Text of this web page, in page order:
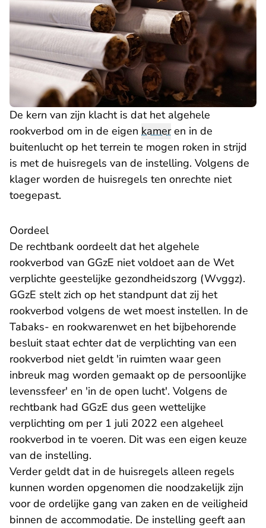
De kern van zijn klacht is dat het algehele
rookverbod om in de eigen kameren in de
buitenlucht op het terrein te mogen roken in strijd
is met de huisregels van de instelling. Volgens de
klager worden de huisregels ten onrechte niet
toegepast.
Oordeel
De rechtbank oordeelt dat het algehele
rookverbod van GGzE niet voldoet aan de Wet
verplichte geestelijke gezondheidszorg (Wvggz).
GGzE stelt zich op het standpunt dat zij het
rookverbod volgens de wet moest instellen. In de
Tabaks- en rookwarenwet en het bijbehorende
besluit staat echter dat de verplichting van een
rookverbod niet geldt 'in ruimten waar geen
inbreuk mag worden gemaakt op de persoonlijke
levenssfeer' en 'in de open lucht'. Volgens de
rechtbank had GGzE dus geen wettelijke
verplichting om per 1 juli 2022 een algeheel
rookverbod in te voeren. Dit was een eigen keuze
van de instelling.
Verder geldt dat in de huisregels alleen regels
kunnen worden opgenomen die noodzakelijk zijn
voor de ordelijke gang van zaken en de veiligheid
binnen de accommodatie. De instelling geeft aan